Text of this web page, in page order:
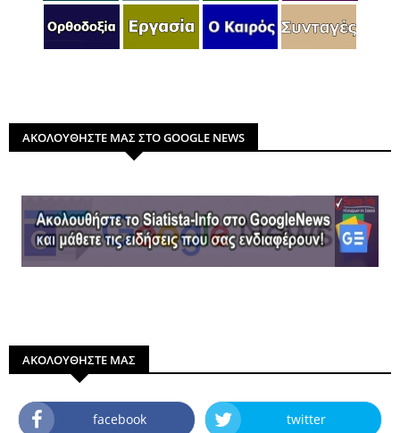
ΑΚΟΛΟΥΘΗΣΤΕ ΜΑΣ ΣΤΟ GOOGLE NEWS
ΑΚΟΛΟΥΘΗΣΤΕ ΜΑΣ
facebook twitter